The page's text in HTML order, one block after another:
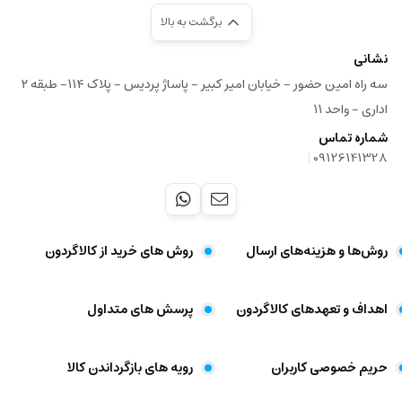
برگشت به بالا
نشانی
سه راه امین حضور - خیابان امیر کبیر - پاساژ پردیس - پلاک ۱۱۴- طبقه ۲
اداری - واحد ۱۱
شماره تماس
09126141328
|
روش‌ها و هزینه‌های ارسال روش های خرید از کالاگردون
اهداف و تعهد‌های کالاگردون پرسش های متداول
حریم خصوصی کاربران رویه های بازگرداندن کالا